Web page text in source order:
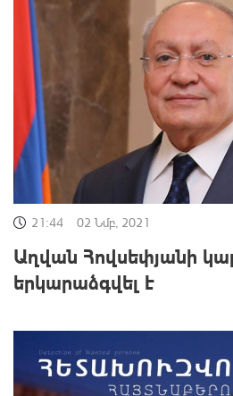
21:44 02 Նմբ, 2021
Աղվան Հովսեփյանի
երկարաձգվել է